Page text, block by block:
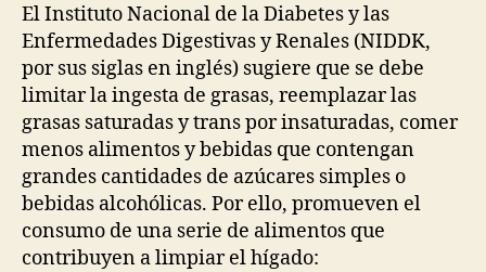
El Instituto Nacional de la Diabetes y las
Enfermedades Digestivas y Renales (NIDDK,
por sus siglas en inglés) sugiere que se debe
limitar la ingesta de grasas, reemplazar las
grasas saturadas y trans por insaturadas, comer
menos alimentos y bebidas que contengan
grandes cantidades de azúcares simples o
bebidas alcohólicas. Por ello, promueven el
consumo de una serie de alimentos que
contribuyen a limpiar el hígado: